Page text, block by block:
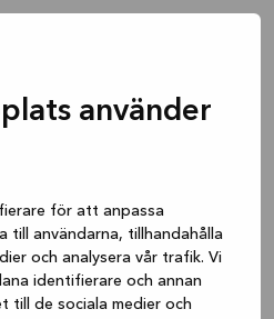
använder
för att anpassa
till användarna, tillhandahålla
och analysera vår trafik. Vi
identifierare och annan
till de sociala medier och